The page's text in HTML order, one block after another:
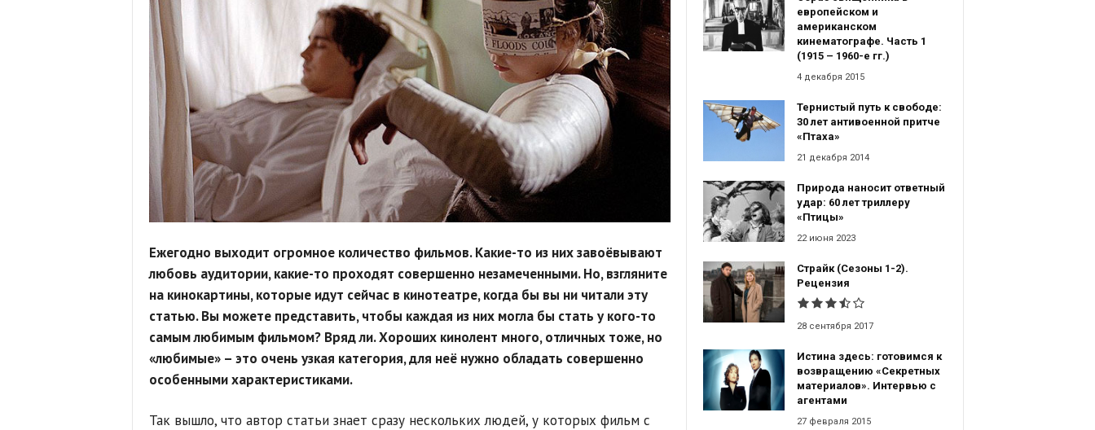
Ежегодно выходит огромное количество фильмов. Какие-то из них завоёвывают
любовь аудитории, какие-то проходят совершенно незамеченными. Но, взгляните
на кинокартины, которые идут сейчас в кинотеатре, когда бы вы ни читали эту
статью. Вы можете представить, чтобы каждая из них могла бы стать у кого-то
самым любимым фильмом? Вряд ли. Хороших кинолент много, отличных тоже, но
«любимые» – это очень узкая категория, для неё нужно обладать совершенно
особенными характеристиками.
Так вышло, что автор статьи знает сразу нескольких людей, у которых фильм с
европейском и
американском
кинематографе. Часть 1
(1915 – 1960-е гг.)
4 декабря 2015
Тернистый путь к свободе:
30 лет антивоенной притче
«Птаха»
21 декабря 2014
Природа наносит ответный
удар: 60 лет триллеру
«Птицы»
22 июня 2023
Страйк (Сезоны 1-2).
Рецензия
28 сентября 2017
Истина здесь: готовимся к
возвращению «Секретных
материалов». Интервью с
агентами
27 февраля 2015